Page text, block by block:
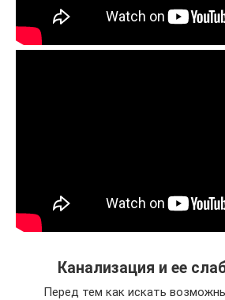
Канализация и ее
Перед тем как искать